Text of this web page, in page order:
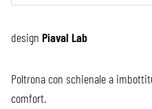
design Piaval Lab
Poltrona con schienale a
comfort.